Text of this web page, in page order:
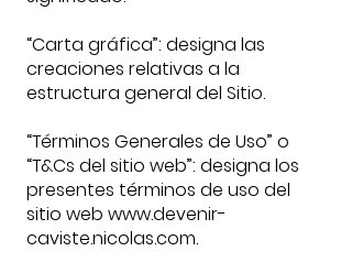
“Carta gráfica”: designa las
creaciones relativas a la
estructura general del Sitio.
“Términos Generales de Uso” o
“T&Cs del sitio web”: designa los
presentes términos de uso del
sitio web www.devenir-
caviste.nicolas.com.